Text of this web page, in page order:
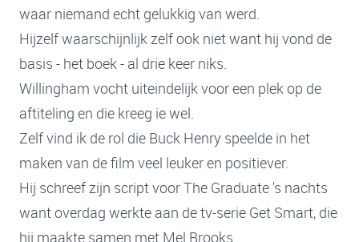
waar niemand echt gelukkig van werd.
Hijzelf waarschijnlijk zelf ook niet want hij vond de
basis - het boek - al drie keer niks.
Willingham vocht uiteindelijk voor een plek op de
aftiteling en die kreeg ie wel.
Zelf vind ik de rol die Buck Henry speelde in het
maken van de film veel leuker en positiever.
Hij schreef zijn script voor The Graduate 's nachts
want overdag werkte aan de tv-serie Get Smart, die
hij maakte samen met Mel Brooks.